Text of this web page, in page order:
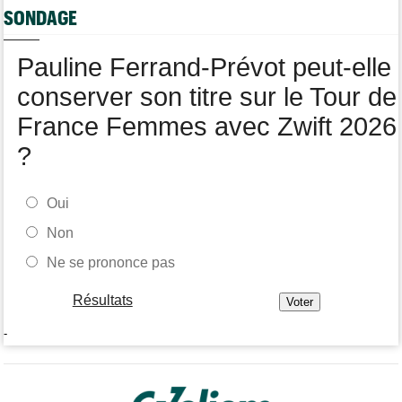
pour 1 an
Felix Gall remporte la 3e étape et prend les commandes du
général
SONDAGE
Pauline Ferrand-Prévot peut-elle
conserver son titre sur le Tour de
France Femmes avec Zwift 2026
?
Oui
Non
Ne se prononce pas
Résultats
-